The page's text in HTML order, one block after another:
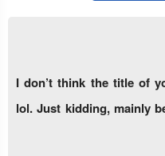
I don’t think the title of
lol. Just kidding, mainly